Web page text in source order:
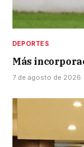
DEPORTES
Más
7 de agosto de 2026